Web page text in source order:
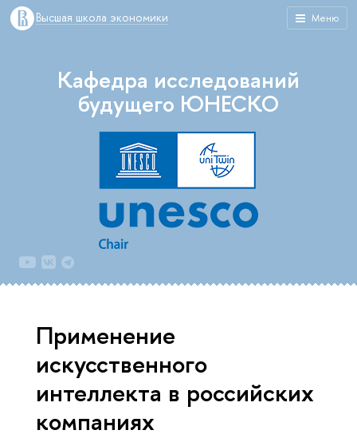
Меню
Высшая школа экономики
Кафедра исследований
будущего ЮНЕСКО
Применение
искусственного
интеллекта в российских
компаниях